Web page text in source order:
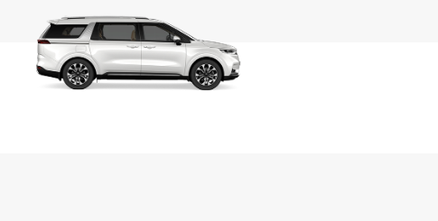
ننصح بعدم استخدام الحروف الكبيرة لجميع الكلمات في
توفر Europcar تشكيلة واسعة من السيارات لجميع